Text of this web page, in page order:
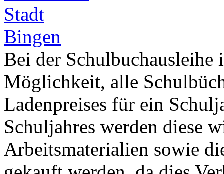
Bei der Schulbuchausleihe
Möglichkeit, alle
Ladenpreises für ein
Schuljahres werden diese
Arbeitsmaterialien sowie